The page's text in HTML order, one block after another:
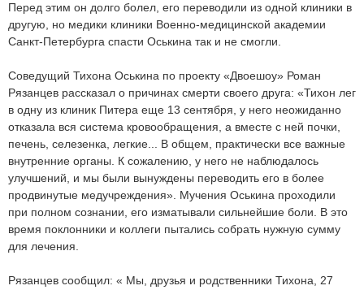
Перед этим он долго болел, его переводили из одной клиники в
другую, но медики клиники Военно-медицинской академии
Санкт-Петербурга спасти Оськина так и не смогли.
Соведущий Тихона Оськина по проекту «Двоешоу» Роман
Рязанцев рассказал о причинах смерти своего друга: «Тихон лег
в одну из клиник Питера еще 13 сентября, у него неожиданно
отказала вся система кровообращения, а вместе с ней почки,
печень, селезенка, легкие... В общем, практически все важные
внутренние органы. К сожалению, у него не наблюдалось
улучшений, и мы были вынуждены переводить его в более
продвинутые медучреждения». Мучения Оськина проходили
при полном сознании, его изматывали сильнейшие боли. В это
время поклонники и коллеги пытались собрать нужную сумму
для лечения.
Рязанцев сообщил: « Мы, друзья и родственники Тихона, 27